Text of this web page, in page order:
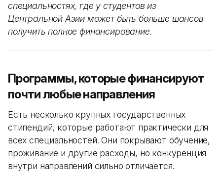
специальностях, где у студентов из
Центральной Азии может быть больше шансов
получить полное финансирование.
Программы, которые финансируют
почти любые направления
Есть несколько крупных государственных
стипендий, которые работают практически для
всех специальностей. Они покрывают обучение,
проживание и другие расходы, но конкуренция
внутри направлений сильно отличается.